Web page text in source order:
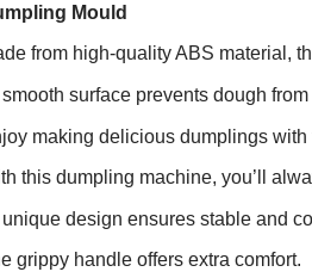
Mould
from high-quality ABS material,
smooth surface prevents dough
making delicious dumplings with
this dumpling machine, you’ll
unique design ensures stable and
grippy handle offers extra comfort.